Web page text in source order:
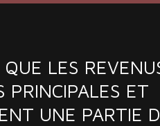
LES
PRINCIPALES ET
UNE PARTIE